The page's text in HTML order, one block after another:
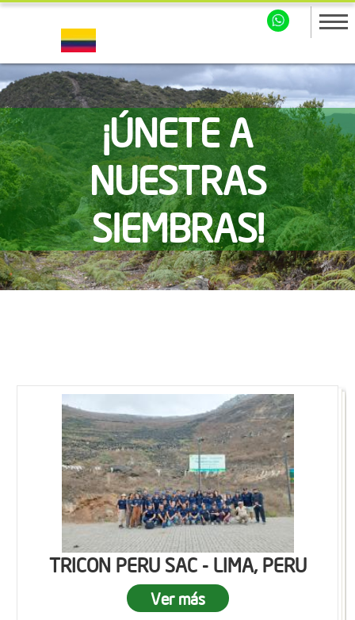
¡ÚNETE A
NUESTRAS
SIEMBRAS!
TRICON PERU SAC - LIMA, PERU
Ver más